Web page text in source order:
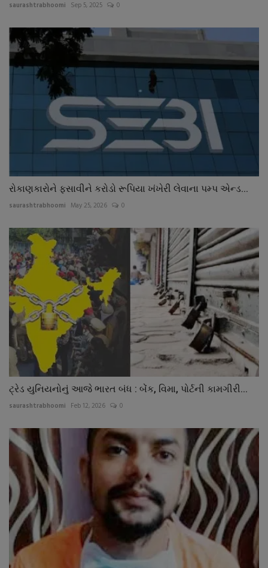
saurashtrabhoomi Sep 5, 2025 0
રોકાણકારોને ફસાવીને કરોડો રૂપિયા ખંખેરી લેવાના પમ્પ એન્ડ...
saurashtrabhoomi May 25, 2026 0
ટ્રેડ યુનિયનોનું આજે ભારત બંધ : બેંક, વિમા, પોર્ટની કામગીરી...
saurashtrabhoomi Feb 12, 2026 0